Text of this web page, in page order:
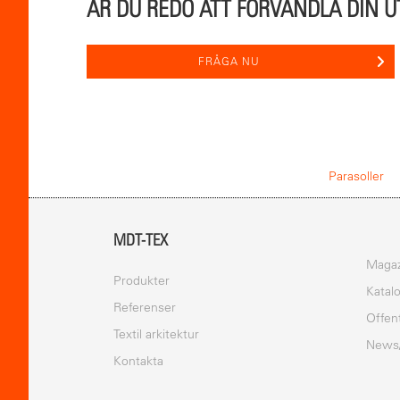
ÄR DU REDO ATT FÖRVANDLA DIN
FRÅGA NU
Parasoller
MDT-TEX
Produkter
Referenser
Textil arkitektur
Kontakta